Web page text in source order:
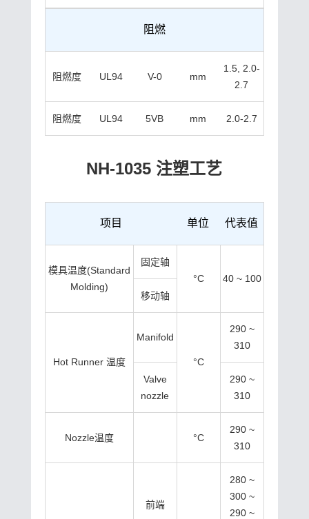
阻燃
阻燃度 UL94 V-0 mm
1.5, 2.0-
2.7
阻燃度 UL94 5VB mm 2.0-2.7
NH-1035 注塑工艺
项目 单位 代表值
模具温度(Standard
Molding)
固定轴
°C
40 ~ 100
移动轴
Hot Runner 温度
Manifold
°C
290 ~
310
Valve
nozzle
290 ~
310
Nozzle温度 °C
290 ~
310
前端
280 ~
300 ~
290 ~